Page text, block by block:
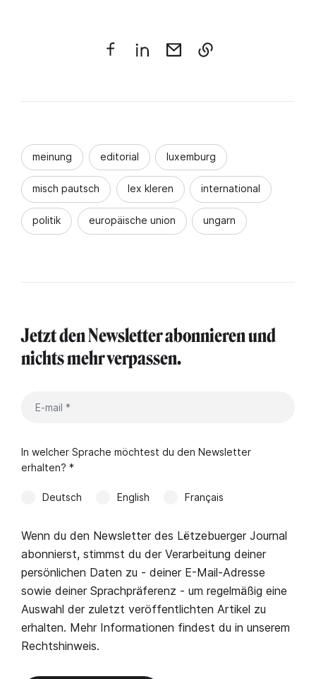
meinung editorial luxemburg
misch pautsch lex kleren international
politik europäische union ungarn
Jetzt den Newsletter abonnieren und
nichts mehr verpassen.
In welcher Sprache möchtest du den Newsletter
erhalten? *
Deutsch English Français
Wenn du den Newsletter des Lëtzebuerger Journal
abonnierst, stimmst du der Verarbeitung deiner
persönlichen Daten zu - deiner E-Mail-Adresse
sowie deiner Sprachpräferenz - um regelmäßig eine
Auswahl der zuletzt veröffentlichten Artikel zu
erhalten. Mehr Informationen findest du in unserem
Rechtshinweis.